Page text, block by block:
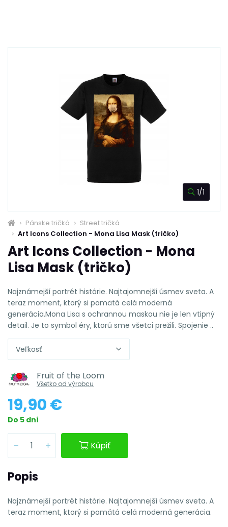
1/1
Pánske tričká
Street tričká
Art Icons Collection - Mona Lisa Mask (tričko)
Art Icons Collection - Mona
Lisa Mask (tričko)
Najznámejší portrét histórie. Najtajomnejší úsmev sveta. A
teraz moment, ktorý si pamätá celá moderná
generácia.Mona Lisa s ochrannou maskou nie je len vtipný
detail. Je to symbol éry, ktorú sme všetci prežili. Spojenie ..
Veľkosť
Fruit of the Loom
Všetko od výrobcu
19,90 €
Do 5 dní
Kúpiť
Popis
Najznámejší portrét histórie. Najtajomnejší úsmev sveta. A
teraz moment, ktorý si pamätá celá moderná generácia.